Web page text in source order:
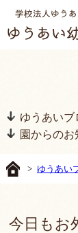
ゆうあいブ
園からのお
> ゆうあい
今日もお